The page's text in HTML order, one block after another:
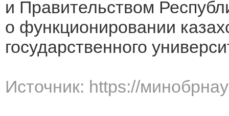
и Правительством
о функционировании
государственного
Источник: https://